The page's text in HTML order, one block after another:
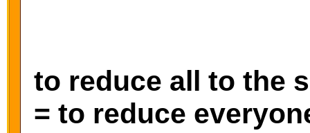
to reduce all to the
= to reduce